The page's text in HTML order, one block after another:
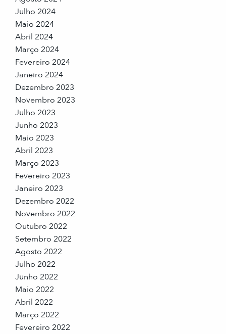
Julho 2024
Maio 2024
Abril 2024
Março 2024
Fevereiro 2024
Janeiro 2024
Dezembro 2023
Novembro 2023
Julho 2023
Junho 2023
Maio 2023
Abril 2023
Março 2023
Fevereiro 2023
Janeiro 2023
Dezembro 2022
Novembro 2022
Outubro 2022
Setembro 2022
Agosto 2022
Julho 2022
Junho 2022
Maio 2022
Abril 2022
Março 2022
Fevereiro 2022